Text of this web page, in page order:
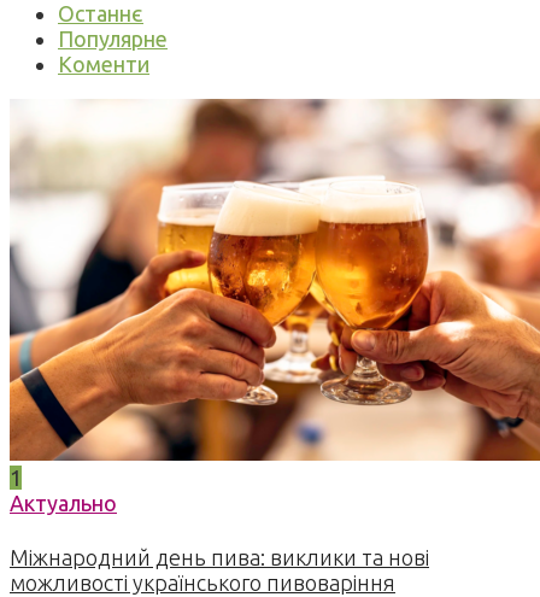
Останнє
Популярне
Коменти
1
Актуально
Міжнародний день пива: виклики та нові
можливості українського пивоваріння